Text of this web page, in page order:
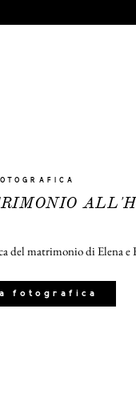
del matrimonio di Elena e
fotografica